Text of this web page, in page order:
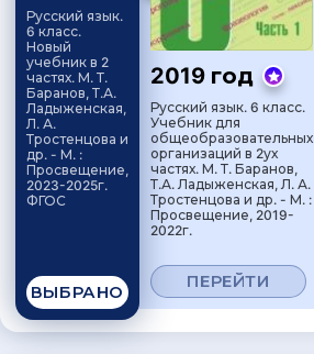
Русский язык.
6 класс.
Новый
учебник в 2
частях. М. Т.
Баранов, Т.А.
Ладыженская,
Л. А.
Тростенцова и
др. - М. :
Просвещение,
2023-2025г.
ФГОС
ВЫБРАНО
2019 год
Русский язык. 6 класс.
Учебник для
общеобразовательных
организаций в 2ух
частях. М. Т. Баранов,
Т.А. Ладыженская, Л. А.
Тростенцова и др. - М. :
Просвещение, 2019-
2022г.
ПЕРЕЙТИ